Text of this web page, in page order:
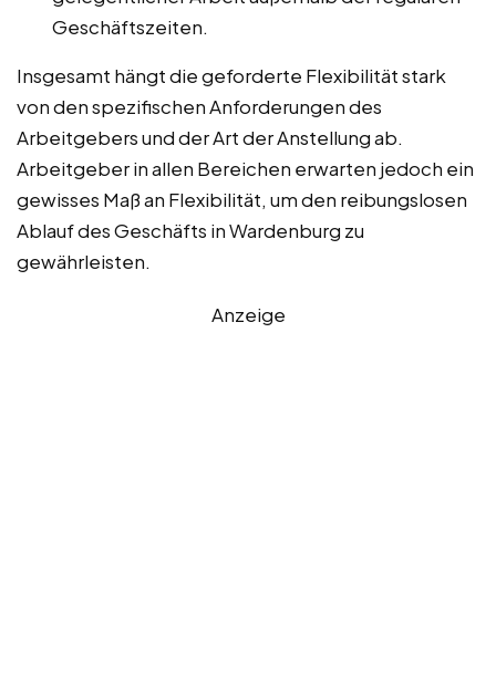
Geschäftszeiten.
Insgesamt hängt die geforderte Flexibilität stark
von den spezifischen Anforderungen des
Arbeitgebers und der Art der Anstellung ab.
Arbeitgeber in allen Bereichen erwarten jedoch ein
gewisses Maß an Flexibilität, um den reibungslosen
Ablauf des Geschäfts in Wardenburg zu
gewährleisten.
Anzeige